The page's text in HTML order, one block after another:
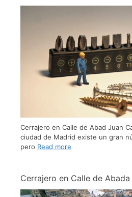
Cerrajero en Calle de Abad Juan
ciudad de Madrid existe un gran
pero Read more
Cerrajero en Calle de Abada